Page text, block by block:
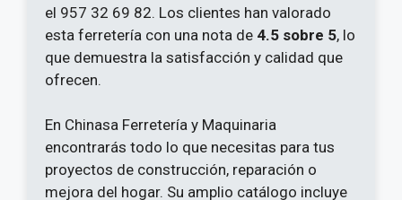
el 957 32 69 82. Los clientes han valorado
esta ferretería con una nota de 4.5 sobre 5, lo
que demuestra la satisfacción y calidad que
ofrecen.
En Chinasa Ferretería y Maquinaria
encontrarás todo lo que necesitas para tus
proyectos de construcción, reparación o
mejora del hogar. Su amplio catálogo incluye